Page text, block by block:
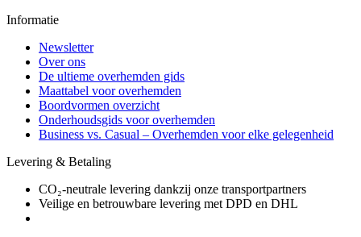
Informatie
Newsletter
Over ons
De ultieme overhemden gids
Maattabel voor overhemden
Boordvormen overzicht
Onderhoudsgids voor overhemden
Business vs. Casual – Overhemden voor elke gelegenheid
Levering & Betaling
CO₂-neutrale levering dankzij onze transportpartners
Veilige en betrouwbare levering met DPD en DHL